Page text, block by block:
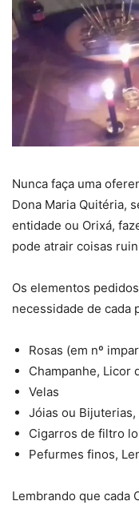
Nunca faça uma
Dona Maria Quitéria,
entidade ou Orixá,
pode atrair coisas
Os elementos
necessidade de cada
Rosas (em nº
Champanhe, Licor
Velas
Jóias ou Bijuterias,
Cigarros de filtro
Pefurmes finos,
Lembrando que cada